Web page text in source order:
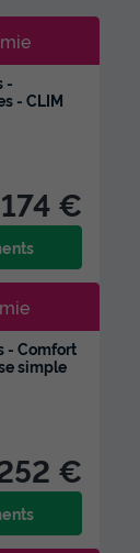
-
- CLIM
174 €
- Comfort
simple
€